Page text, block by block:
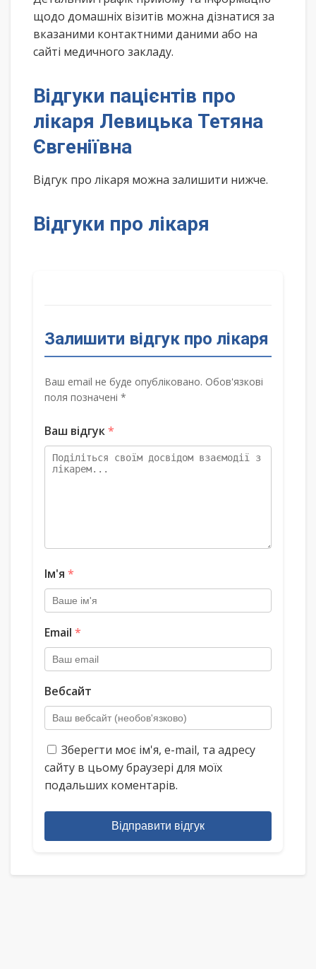
щодо домашніх візитів можна дізнатися за
вказаними контактними даними або на
сайті медичного закладу.
Відгуки пацієнтів про
лікаря Левицька Тетяна
Євгеніївна
Відгук про лікаря можна залишити нижче.
Відгуки про лікаря
Залишити відгук про лікаря
Ваш email не буде опубліковано. Обов'язкові
поля позначені *
Ваш відгук*
Ім'я *
Email *
Вебсайт
Зберегти моє ім'я, e-mail, та адресу
сайту в цьому браузері для моїх
подальших коментарів.
Відправити відгук